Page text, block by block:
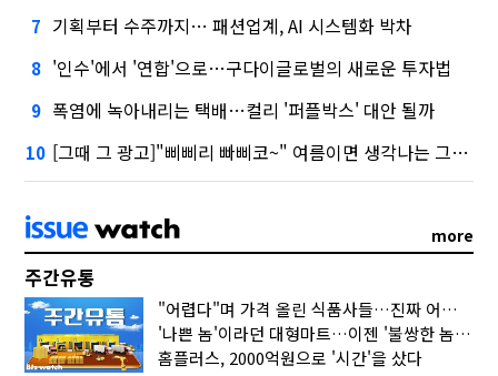
7 기획부터 수주까지… 패션업계, AI 시스템화 박차
8 '인수'에서 '연합'으로…구다이글로벌의 새로운 투자법
9 폭염에 녹아내리는 택배…컬리 '퍼플박스' 대안 될까
10 [그때 그 광고]"삐삐리 빠삐코~" 여름이면 생각나는 그 노래
more
주간유통
"어렵다"며 가격 올린 식품사들…진짜 어려운 거 맞아?
'나쁜 놈'이라던 대형마트…이젠 '불쌍한 놈' 됐다
홈플러스, 2000억원으로 '시간'을 샀다